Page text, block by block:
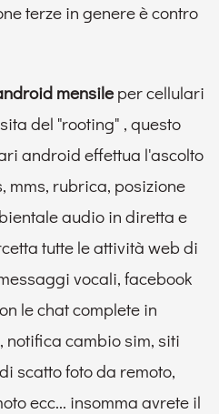
terze in genere è contro
mensileper cellulari
del "rooting" , questo
android effettua l'ascolto
mms, rubrica, posizione
audio in diretta e
tutte le attività web di
vocali, facebook
le chat complete in
notifica cambio sim, siti
scatto foto da remoto,
ecc... insomma avrete il